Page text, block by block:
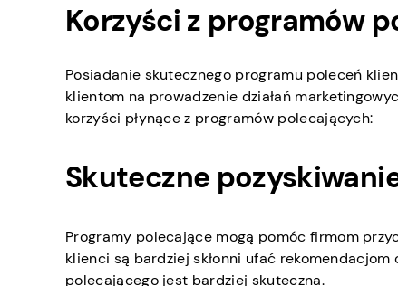
Korzyści z programów
Posiadanie skutecznego programu poleceń
klientom na prowadzenie działań
korzyści płynące z programów polecających:
Skuteczne
Programy polecające mogą pomóc firmom
klienci są bardziej skłonni ufać
polecającego jest bardziej skuteczna.